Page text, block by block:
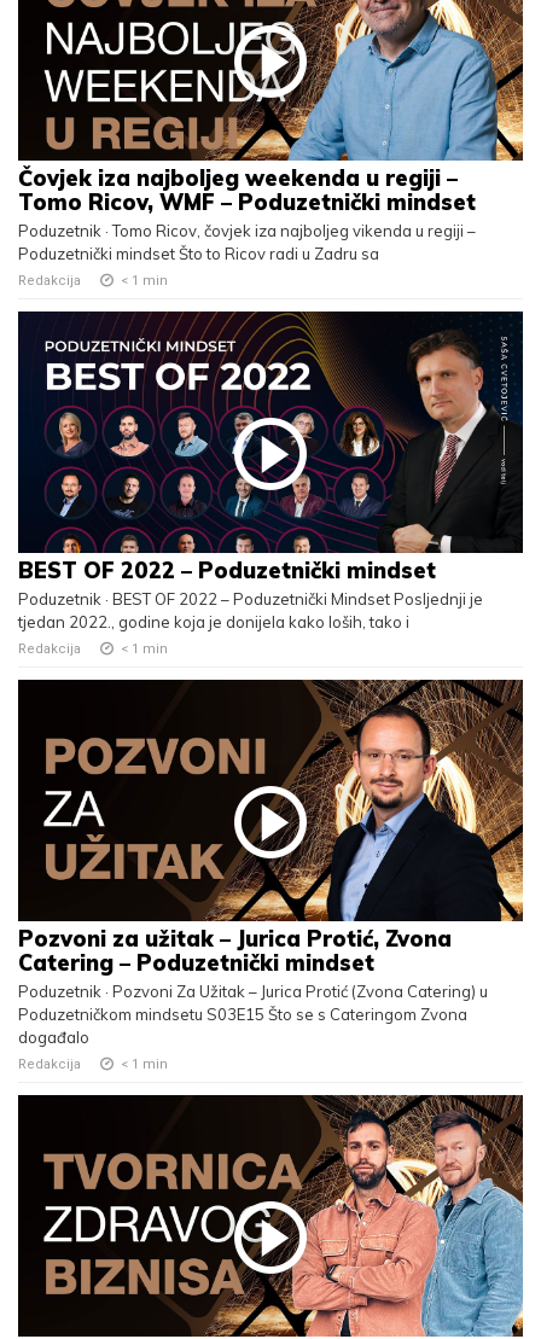
Čovjek iza najboljeg weekenda u regiji –
Tomo Ricov, WMF – Poduzetnički mindset
Poduzetnik · Tomo Ricov, čovjek iza najboljeg vikenda u regiji –
Poduzetnički mindset Što to Ricov radi u Zadru sa
Redakcija < 1 min
BEST OF 2022 – Poduzetnički mindset
Poduzetnik · BEST OF 2022 – Poduzetnički Mindset Posljednji je
tjedan 2022., godine koja je donijela kako loših, tako i
Redakcija < 1 min
Pozvoni za užitak – Jurica Protić, Zvona
Catering – Poduzetnički mindset
Poduzetnik · Pozvoni Za Užitak – Jurica Protić (Zvona Catering) u
Poduzetničkom mindsetu S03E15 Što se s Cateringom Zvona
događalo
Redakcija < 1 min